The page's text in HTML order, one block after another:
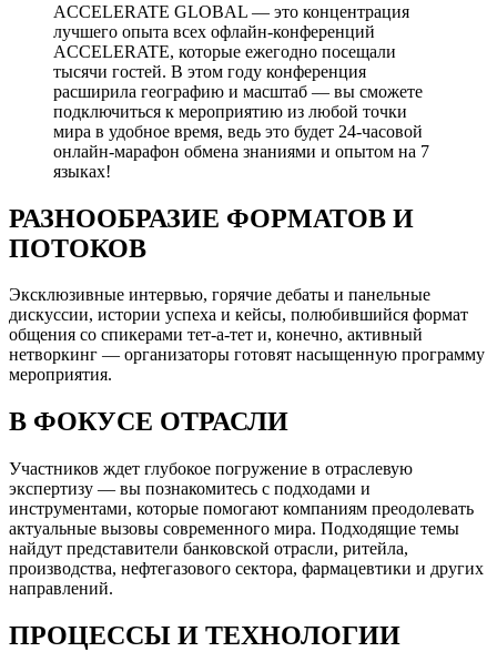
ACCELERATE GLOBAL — это концентрация
лучшего опыта всех офлайн-конференций
ACCELERATE, которые ежегодно посещали
тысячи гостей. В этом году конференция
расширила географию и масштаб — вы сможете
подключиться к мероприятию из любой точки
мира в удобное время, ведь это будет 24-часовой
онлайн-марафон обмена знаниями и опытом на 7
языках!
РАЗНООБРАЗИЕ ФОРМАТОВ И
ПОТОКОВ
Эксклюзивные интервью, горячие дебаты и панельные
дискуссии, истории успеха и кейсы, полюбившийся формат
общения со спикерами тет-а-тет и, конечно, активный
нетворкинг — организаторы готовят насыщенную программу
мероприятия.
В ФОКУСЕ ОТРАСЛИ
Участников ждет глубокое погружение в отраслевую
экспертизу — вы познакомитесь с подходами и
инструментами, которые помогают компаниям преодолевать
актуальные вызовы современного мира. Подходящие темы
найдут представители банковской отрасли, ритейла,
производства, нефтегазового сектора, фармацевтики и других
направлений.
ПРОЦЕССЫ И ТЕХНОЛОГИИ